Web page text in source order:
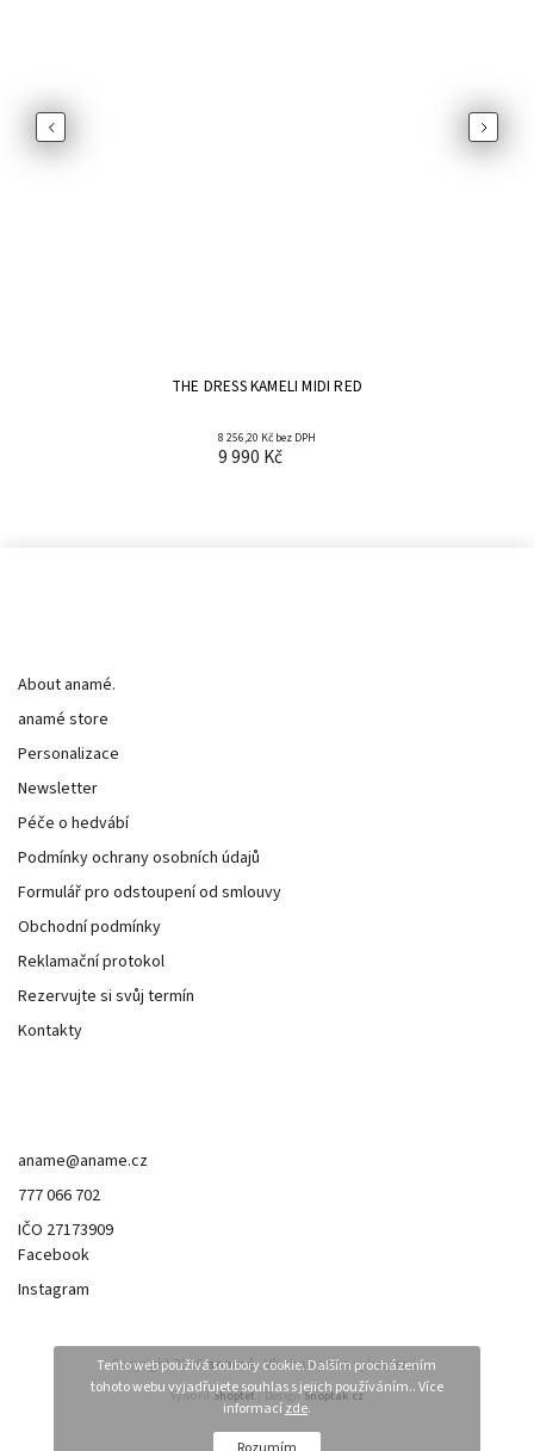
Tento web používá soubory cookie. Dalším procházením
tohoto webu vyjadřujete souhlas s jejich používáním.. Více
informacízde.
Previous
THE DRESS KAMELI MIDI RED
8 256,20 Kč bez DPH
9 990 Kč
Next
About anamé.
anamé store
Personalizace
Newsletter
Péče o hedvábí
Podmínky ochrany osobních údajů
Formulář pro odstoupení od smlouvy
Obchodní podmínky
Reklamační protokol
Rezervujte si svůj termín
Kontakty
aname@aname.cz
777 066 702
IČO 27173909
Facebook
Instagram
Copyright 2026anamé.. Všechna práva vyhrazena.
VytvořilShoptet| Design Shoptak.cz